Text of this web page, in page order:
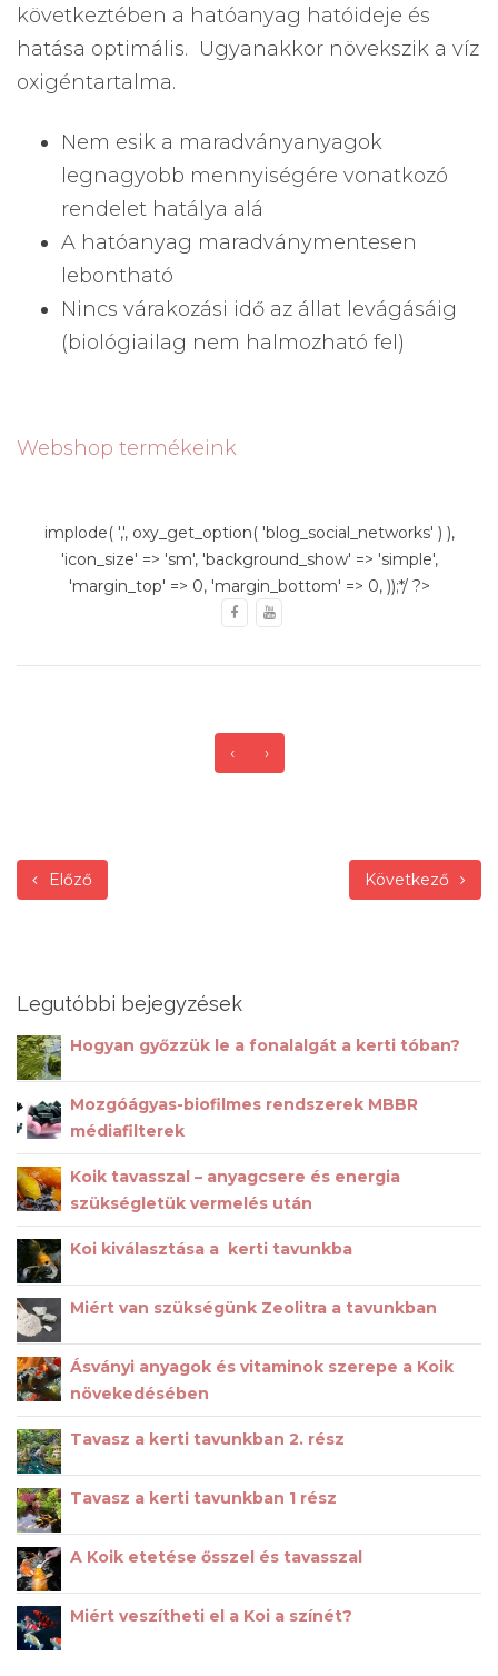
következtében a hatóanyag hatóideje és
hatása optimális. Ugyanakkor növekszik a víz
oxigéntartalma.
Nem esik a maradványanyagok
legnagyobb mennyiségére vonatkozó
rendelet hatálya alá
A hatóanyag maradványmentesen
lebontható
Nincs várakozási idő az állat levágásáig
(biológiailag nem halmozható fel)
Webshop termékeink
implode( ',', oxy_get_option( 'blog_social_networks' ) ),
'icon_size' => 'sm', 'background_show' => 'simple',
'margin_top' => 0, 'margin_bottom' => 0, ));*/ ?>
‹ ›
Előző Következő
Legutóbbi bejegyzések
Hogyan győzzük le a fonalalgát a kerti tóban?
Mozgóágyas-biofilmes rendszerek MBBR
médiafilterek
Koik tavasszal – anyagcsere és energia
szükségletük vermelés után
Koi kiválasztása a kerti tavunkba
Miért van szükségünk Zeolitra a tavunkban
Ásványi anyagok és vitaminok szerepe a Koik
növekedésében
Tavasz a kerti tavunkban 2. rész
Tavasz a kerti tavunkban 1 rész
A Koik etetése ősszel és tavasszal
Miért veszítheti el a Koi a színét?